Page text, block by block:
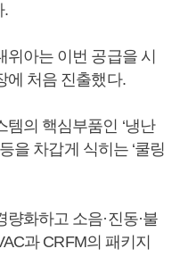
.
아는 이번 공급을 시
에 처음 진출했다.
의 핵심부품인 ‘냉난
을 차갑게 식히는 ‘쿨링
화하고 소음·진동·불
과 CRFM의 패키지